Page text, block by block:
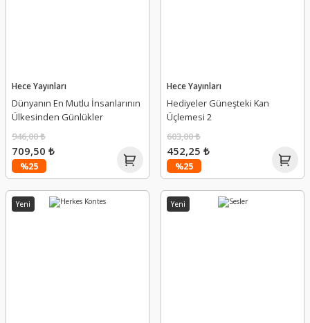
Hece Yayınları
Dünyanın En Mutlu İnsanlarının
Ülkesinden Günlükler
%25
946,00 ₺
709,50 ₺
Hece Yayınları
Hediyeler Güneşteki Kan
Üçlemesi 2
%25
603,00 ₺
452,25 ₺
Yeni Yeni